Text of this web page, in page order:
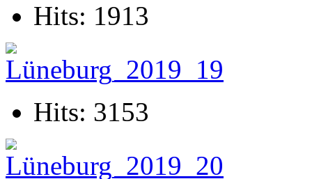
Hits: 1913
Hits: 3153